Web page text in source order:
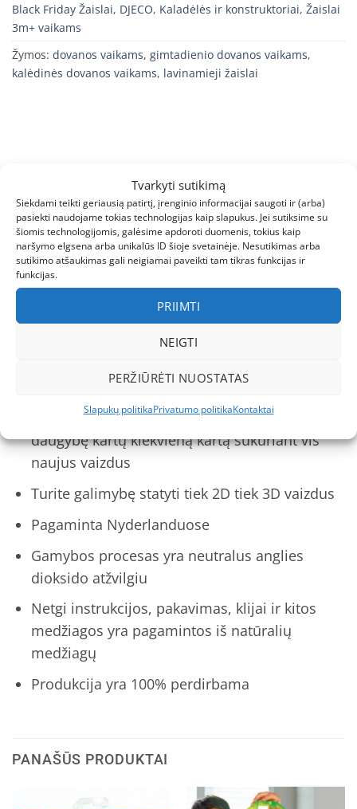
Tvarkyti sutikimą
Siekdami teikti geriausią patirtį, įrenginio informacijai saugoti ir (arba)
pasiekti naudojame tokias technologijas kaip slapukus. Jei sutiksime su
šiomis technologijomis, galėsime apdoroti duomenis, tokius kaip
naršymo elgsena arba unikalūs ID šioje svetainėje. Nesutikimas arba
sutikimo atšaukimas gali neigiamai paveikti tam tikras funkcijas ir
funkcijas.
PRIIMTI
NEIGTI
PERŽIŪRĖTI NUOSTATAS
Slapukų politikaPrivatumo politikaKontaktai
Black Friday Žaislai, DJECO, Kaladėlės ir konstruktoriai, Žaislai
3m+ vaikams
Žymos: dovanos vaikams, gimtadienio dovanos vaikams,
kalėdinės dovanos vaikams, lavinamieji žaislai
PAPILDOMA INFORMACIJA
ATSILIEPIMAI (0)
Pagrindiniai privalumai:
Detales lengva įdėti ir išimti
pagamintos iš gamtai draugiškų medžiagų
Galite sudėti ir išimti spalvotas kaladėles
daugybę kartų kiekvieną kartą sukuriant vis
naujus vaizdus
Turite galimybę statyti tiek 2D tiek 3D vaizdus
Pagaminta Nyderlanduose
Gamybos procesas yra neutralus anglies
dioksido atžvilgiu
Netgi instrukcijos, pakavimas, klijai ir kitos
medžiagos yra pagamintos iš natūralių
medžiagų
Produkcija yra 100% perdirbama
PANAŠŪS PRODUKTAI